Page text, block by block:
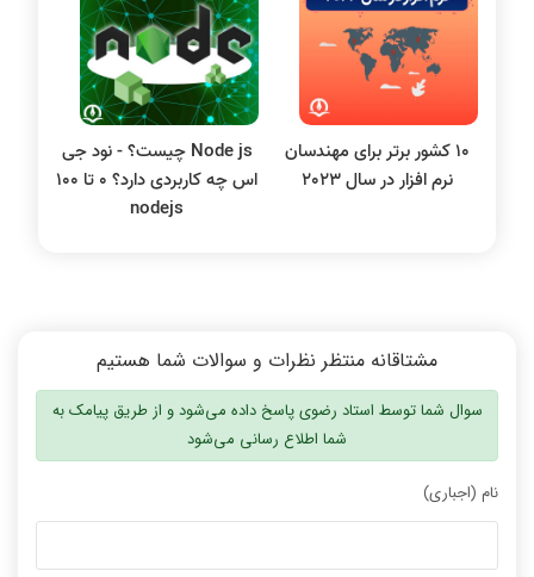
نظریه زبانها
سیگنال و سیستمها
10 کشور برتر برای مهندسان
نرم افزار در سال 2023
Node js چیست؟ - نود جی
اس چه کاربردی دارد؟ 0 تا 100
nodejs
مشتاقانه منتظر نظرات و سوالات شما هستیم
سوال شما توسط استاد رضوی پاسخ داده می‌شود و از طریق پیامک به
شما اطلاع رسانی می‌شود
نام (اجباری)